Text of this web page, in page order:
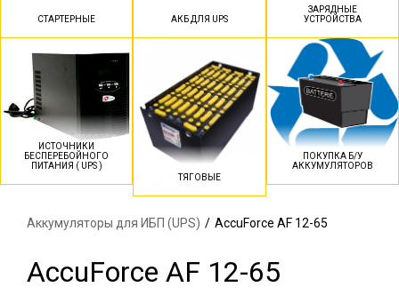
СТАРТЕРНЫЕ АКБ ДЛЯ UPS
ЗАРЯДНЫЕ
УСТРОЙСТВА
ИСТОЧНИКИ
БЕСПЕРЕБОЙНОГО
ПИТАНИЯ ( UPS )
ТЯГОВЫЕ
ПОКУПКА Б/У
АККУМУЛЯТОРОВ
Аккумуляторы для ИБП (UPS) / AccuForce AF 12-65
AccuForce AF 12-65